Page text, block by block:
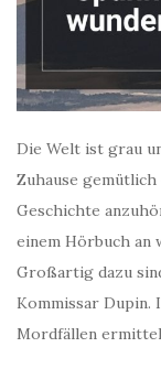
Die Welt ist grau
Zuhause
Geschichte
einem Hörbuch an
Großartig dazu
Kommissar Dupin.
Mordfällen